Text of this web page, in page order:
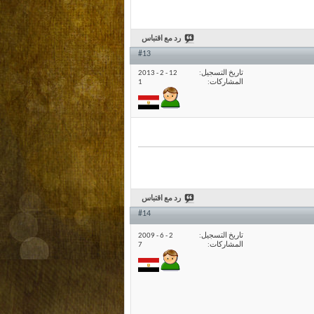
رد مع اقتباس
#13
تاريخ التسجيل
12 - 2 - 2013
المشاركات
1
رد مع اقتباس
#14
تاريخ التسجيل
2 - 6 - 2009
المشاركات
7